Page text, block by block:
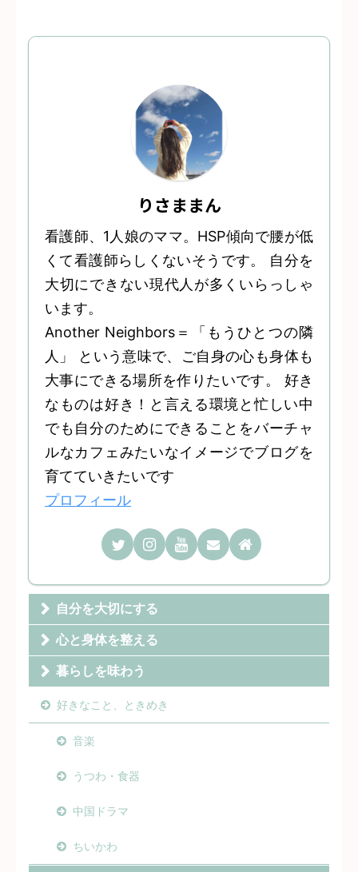
りさままん
看護師、1人娘のママ。HSP傾向で腰が低
くて看護師らしくないそうです。 自分を
大切にできない現代人が多くいらっしゃ
います。
Another Neighbors＝「もうひとつの隣
人」 という意味で、ご自身の心も身体も
大事にできる場所を作りたいです。 好き
なものは好き！と言える環境と忙しい中
でも自分のためにできることをバーチャ
ルなカフェみたいなイメージでブログを
育てていきたいです
プロフィール
自分を大切にする
心と身体を整える
暮らしを味わう
好きなこと、ときめき
音楽
うつわ・食器
中国ドラマ
ちいかわ